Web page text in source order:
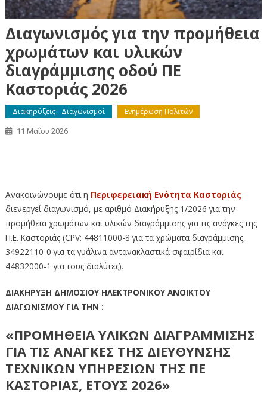
Διαγωνισμός για την προμήθεια
χρωμάτων και υλικών
διαγράμμισης οδού ΠΕ
Καστοριάς 2026
Διακηρύξεις - Διαγωνισμοί Ενημέρωση Πολιτών
11 Μαΐου 2026
Ανακοινώνουμε ότι η Περιφερειακή Ενότητα Καστοριάς
διενεργεί διαγωνισμό, με αριθμό Διακήρυξης 1/2026 για την
προμήθεια χρωμάτων και υλικών διαγράμμισης για τις ανάγκες της
Π.Ε. Καστοριάς (CPV: 44811000-8 για τα χρώματα διαγράμμισης,
34922110-0 για τα γυάλινα αντανακλαστικά σφαιρίδια και
44832000-1 για τους διαλύτες).
ΔΙΑΚΗΡΥΞΗ ΔΗΜΟΣΙΟΥ ΗΛΕΚΤΡΟΝΙΚΟΥ ΑΝΟΙΚΤΟΥ
ΔΙΑΓΩΝΙΣΜΟΥ ΓΙΑ ΤΗΝ :
«ΠΡΟΜΗΘΕΙΑ ΥΛΙΚΩΝ ΔΙΑΓΡΑΜΜΙΣΗΣ
ΓΙΑ ΤΙΣ ΑΝΑΓΚΕΣ ΤΗΣ ΔΙΕΥΘΥΝΣΗΣ
ΤΕΧΝΙΚΩΝ ΥΠΗΡΕΣΙΩΝ ΤΗΣ ΠΕ
ΚΑΣΤΟΡΙΑΣ, ΕΤΟΥΣ 2026»